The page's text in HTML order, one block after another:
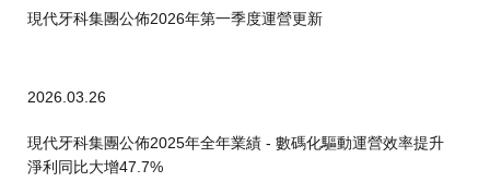
現代牙科集團公佈2026年第一季度運營更新
2026.03.26
現代牙科集團公佈2025年全年業績 - 數碼化驅動運營效率提升
淨利同比大增47.7%